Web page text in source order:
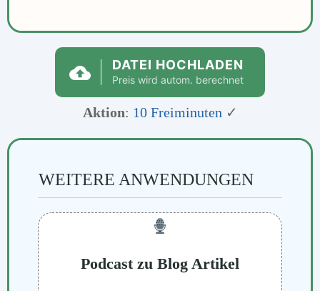
DATEI HOCHLADEN
Preis wird autom. berechnet
Aktion: 10 Freiminuten✓
WEITERE ANWENDUNGEN
Podcast zu Blog Artikel